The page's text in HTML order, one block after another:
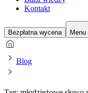
Kontakt
Bezpłatna wycena Menu
Blog